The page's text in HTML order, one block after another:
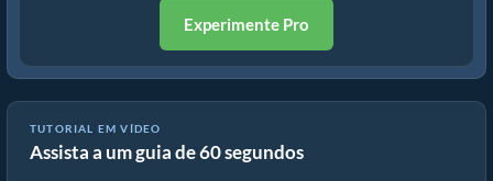
Experimente Pro
TUTORIAL EM VÍDEO
Assista a um guia de 60 segundos
Como reduzir MP4 para 16MB (Guia simples)